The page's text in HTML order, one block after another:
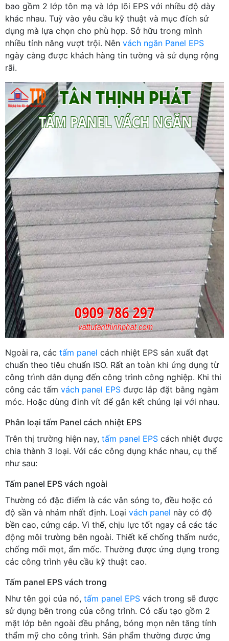
bao gồm 2 lớp tôn mạ và lớp lõi EPS với nhiều độ dày
khác nhau. Tuỳ vào yêu cầu kỹ thuật và mục đích sử
dụng mà lựa chọn cho phù hợp. Sở hữu trong mình
nhiều tính năng vượt trội. Nên vách ngăn Panel EPS
ngày càng được khách hàng tin tường và sử dụng rộng
rãi.
Ngoài ra, các tấm panel cách nhiệt EPS sản xuất đạt
chuẩn theo tiêu chuẩn ISO. Rất an toàn khi ứng dụng từ
công trình dân dụng đến công trình công nghiệp. Khi thi
công các tấm vách panel EPS được lắp đặt bằng ngàm
móc. Hoặc dùng đinh vít để gắn kết chúng lại với nhau.
Phân loại tấm Panel cách nhiệt EPS
Trên thị trường hiện nay, tấm panel EPS cách nhiệt được
chia thành 3 loại. Với các công dụng khác nhau, cụ thể
như sau:
Tấm panel EPS vách ngoài
Thường có đặc điểm là các vân sóng to, đều hoặc có
độ sần và nhám nhất định. Loại vách panel này có độ
bền cao, cứng cáp. Vì thế, chịu lực tốt ngay cả các tác
động môi trường bên ngoài. Thiết kế chống thấm nước,
chống mối mọt, ẩm mốc. Thường được ứng dụng trong
các công trình yêu cầu kỹ thuật cao.
Tấm panel EPS vách trong
Như tên gọi của nó, tấm panel EPS vách trong sẽ được
sử dụng bên trong của công trình. Có cấu tạo gồm 2
mặt lớp bên ngoài đều phẳng, bóng mọn nên tăng tính
thẩm mỹ cho công trình. Sản phẩm thường được ứng